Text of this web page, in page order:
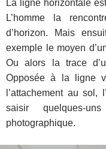
La ligne horizontale
L’homme la
d’horizon. Mais
exemple le moyen
Ou alors la trace
Opposée à la ligne
l’attachement au sol,
saisir quelques-
photographique.